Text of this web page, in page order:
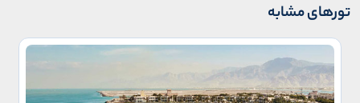
تورهای مشابه